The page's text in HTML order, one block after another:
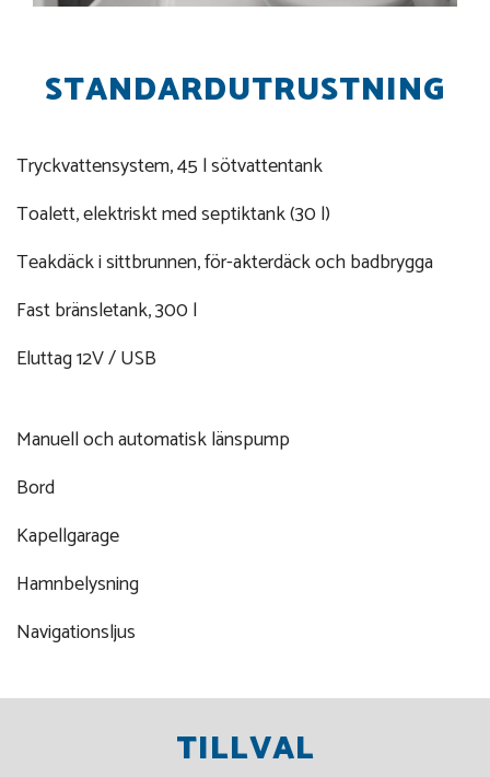
STANDARDUTRUSTNING
Tryckvattensystem, 45 l sötvattentank
Toalett, elektriskt med septiktank (30 l)
Teakdäck i sittbrunnen, för-akterdäck och badbrygga
Fast bränsletank, 300 l
Eluttag 12V / USB
Manuell och automatisk länspump
Bord
Kapellgarage
Hamnbelysning
Navigationsljus
TILLVAL